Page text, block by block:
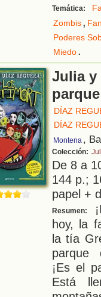
Temática:
Zombis,
Poderes
Miedo.
Julia y
DÍAZ
DÍAZ
Montena ,
Colección:
De 8 a
144 p.;
papel +
Resumen:
hoy, la
la tía
parque
¡Es el
Está